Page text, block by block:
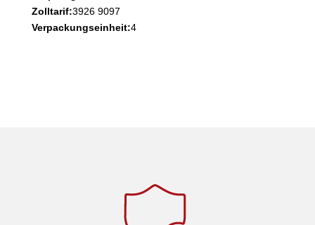
Zolltarif:3926 9097
Verpackungseinheit:4